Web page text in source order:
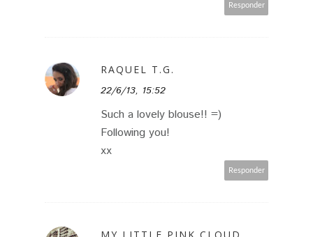
Responder
RAQUEL T.G.
22/6/13, 15:52
Such a lovely blouse!! =)
Following you!
xx
Responder